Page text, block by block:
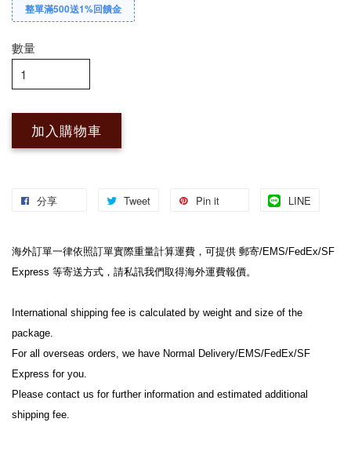
整單滿500送1%回饋金
數量
加入購物車
分享 Tweet Pin it LINE
海外訂單一律依照訂單實際重量計算運費，可提供 郵寄/EMS/FedEx/SF
Express 等寄送方式，請私訊我們取得海外運費報價。
International shipping fee is calculated by weight and size of the
package.
For all overseas orders, we have Normal Delivery/EMS/FedEx/SF
Express for you.
Please contact us for further information and estimated additional
shipping fee.